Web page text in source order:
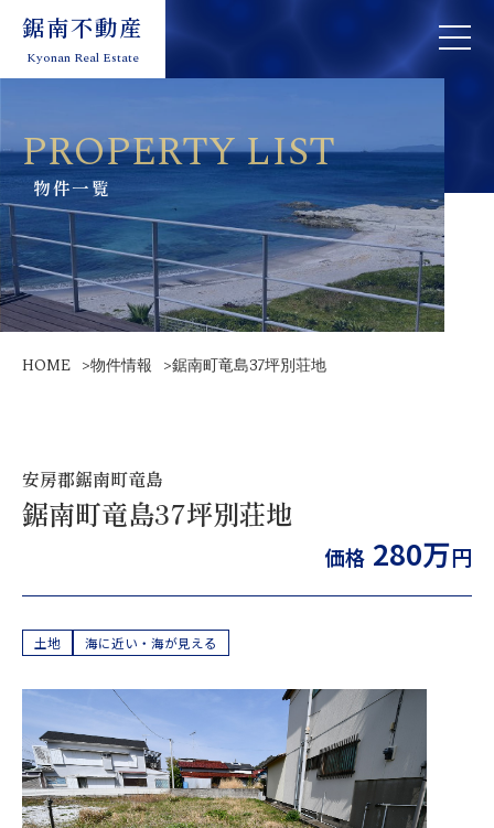
鋸南不動産
Kyonan Real Estate
toggle
鋸南不動産
Kyonan Real Estate
toggle
PROPERTY LIST
物件一覧
HOME >物件情報 >鋸南町竜島37坪別荘地
安房郡鋸南町竜島
鋸南町竜島37坪別荘地
価格 280万円
土地 海に近い・海が見える